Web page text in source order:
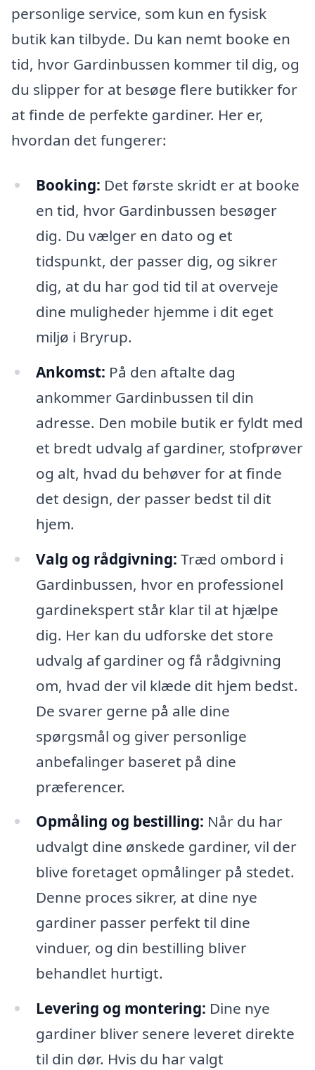
personlige service, som kun en fysisk
butik kan tilbyde. Du kan nemt booke en
tid, hvor Gardinbussen kommer til dig, og
du slipper for at besøge flere butikker for
at finde de perfekte gardiner. Her er,
hvordan det fungerer:
Booking: Det første skridt er at booke
en tid, hvor Gardinbussen besøger
dig. Du vælger en dato og et
tidspunkt, der passer dig, og sikrer
dig, at du har god tid til at overveje
dine muligheder hjemme i dit eget
miljø i Bryrup.
Ankomst: På den aftalte dag
ankommer Gardinbussen til din
adresse. Den mobile butik er fyldt med
et bredt udvalg af gardiner, stofprøver
og alt, hvad du behøver for at finde
det design, der passer bedst til dit
hjem.
Valg og rådgivning: Træd ombord i
Gardinbussen, hvor en professionel
gardinekspert står klar til at hjælpe
dig. Her kan du udforske det store
udvalg af gardiner og få rådgivning
om, hvad der vil klæde dit hjem bedst.
De svarer gerne på alle dine
spørgsmål og giver personlige
anbefalinger baseret på dine
præferencer.
Opmåling og bestilling: Når du har
udvalgt dine ønskede gardiner, vil der
blive foretaget opmålinger på stedet.
Denne proces sikrer, at dine nye
gardiner passer perfekt til dine
vinduer, og din bestilling bliver
behandlet hurtigt.
Levering og montering: Dine nye
gardiner bliver senere leveret direkte
til din dør. Hvis du har valgt